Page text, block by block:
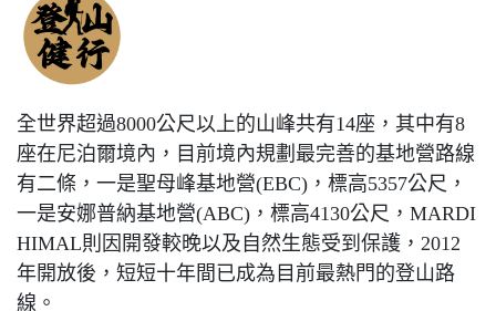
全世界超過8000公尺以上的山峰共有14座，其中有8
座在尼泊爾境內，目前境內規劃最完善的基地營路線
有二條，一是聖母峰基地營(EBC)，標高5357公尺，
一是安娜普納基地營(ABC)，標高4130公尺，MARDI
HIMAL則因開發較晚以及自然生態受到保護，2012
年開放後，短短十年間已成為目前最熱門的登山路
線。